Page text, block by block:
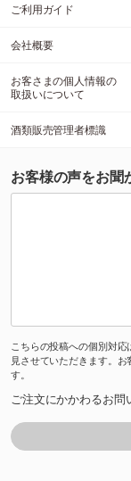
ご利用ガイド
会社概要
お客さまの個人情報の
取扱いについて
酒類販売管理者標識
お客様の声をお聞
こちらの投稿への個別対
見させていただきます。
す。
ご注文にかかわるお問